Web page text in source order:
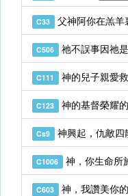
C33 父神阿你在羔羊
C506 祂不誤事因祂
C111 神的兒子親愛
C123 神的基督榮耀
Cs9 神興起，仇敵四
C1006 神，你生命所
C603 神，我讚美你